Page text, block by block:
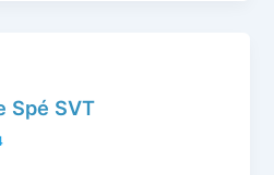
Spé SVT